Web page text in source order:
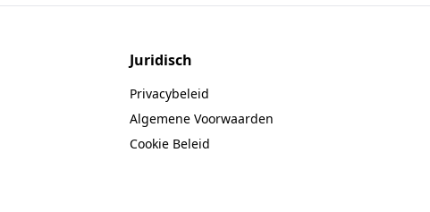
Juridisch
Privacybeleid
Algemene Voorwaarden
Cookie Beleid